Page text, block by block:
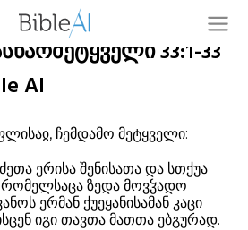
33:1-33
AI
ჩემდამო მეტყველი:
ერისა შენისათა და სთქუა
რომელსაცა ზედა მოვჴადო
ერმან ქუეყანისამან კაცი
იგი თავთა მათთა ებგურად.